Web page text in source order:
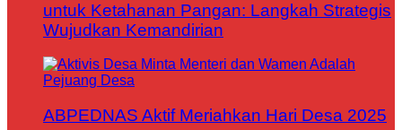
untuk Ketahanan Pangan: Langkah Strategis
Wujudkan Kemandirian
ABPEDNAS Aktif Meriahkan Hari Desa 2025